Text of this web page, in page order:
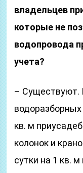
владельцев
которые не
водопровода
учета?
– Существуют.
водоразборных
кв. м
колонок и
сутки на 1 кв.